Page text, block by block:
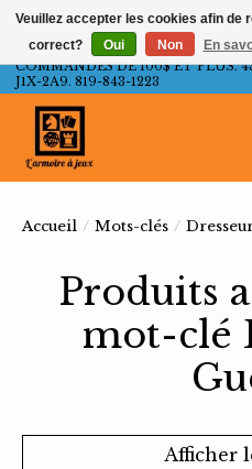
LIVRAISON GRATUITE AU
COMMANDES DE 100$ ET PLUS.
J1X-2A9. 819-843-1223
Accueil / Mots-clés /
Produits
mot-clé
Afficher
Veuillez accepter les cookies afin de
correct?
Oui Non En